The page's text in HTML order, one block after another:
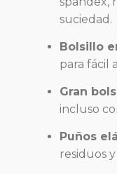
suciedad.
Bolsillo
para fácil
Gran
incluso
Puños
residuos